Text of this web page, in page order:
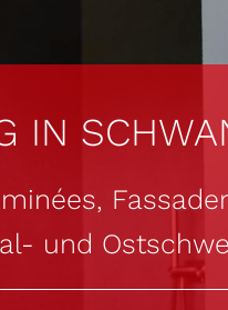
IN
und